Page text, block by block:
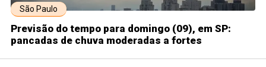
São Paulo
Previsão do tempo para domingo (09), em SP:
pancadas de chuva moderadas a fortes